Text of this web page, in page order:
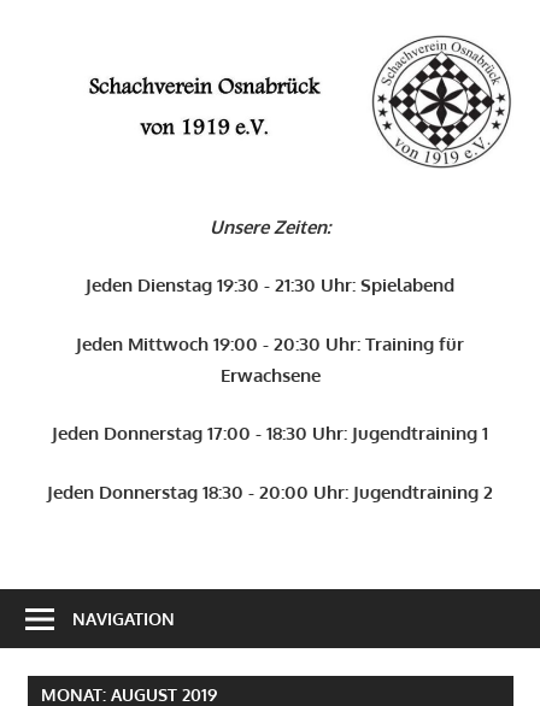
Unsere Zeiten:
Jeden Dienstag 19:30 - 21:30 Uhr: Spielabend
Jeden Mittwoch 19:00 - 20:30 Uhr: Training für
Erwachsene
Jeden Donnerstag 17:00 - 18:30 Uhr: Jugendtraining 1
Jeden Donnerstag 18:30 - 20:00 Uhr: Jugendtraining 2
NAVIGATION
MONAT: AUGUST 2019